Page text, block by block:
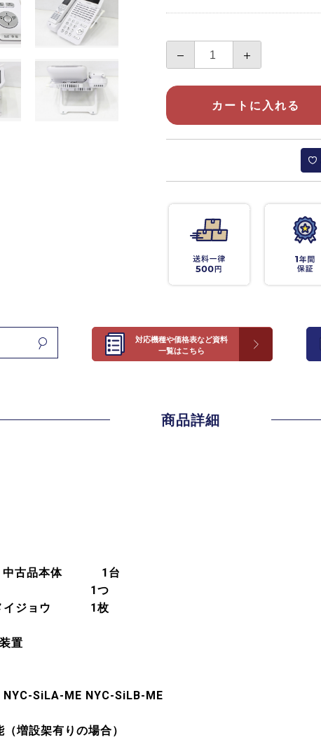
カートに入れる
対応機種や価格表など資料
一覧はこちら
商品詳細
古品本体 1台
ク 1つ
メイジョウ 1枚
置
SiLA-ME NYC-SiLB-ME
増設架有りの場合）